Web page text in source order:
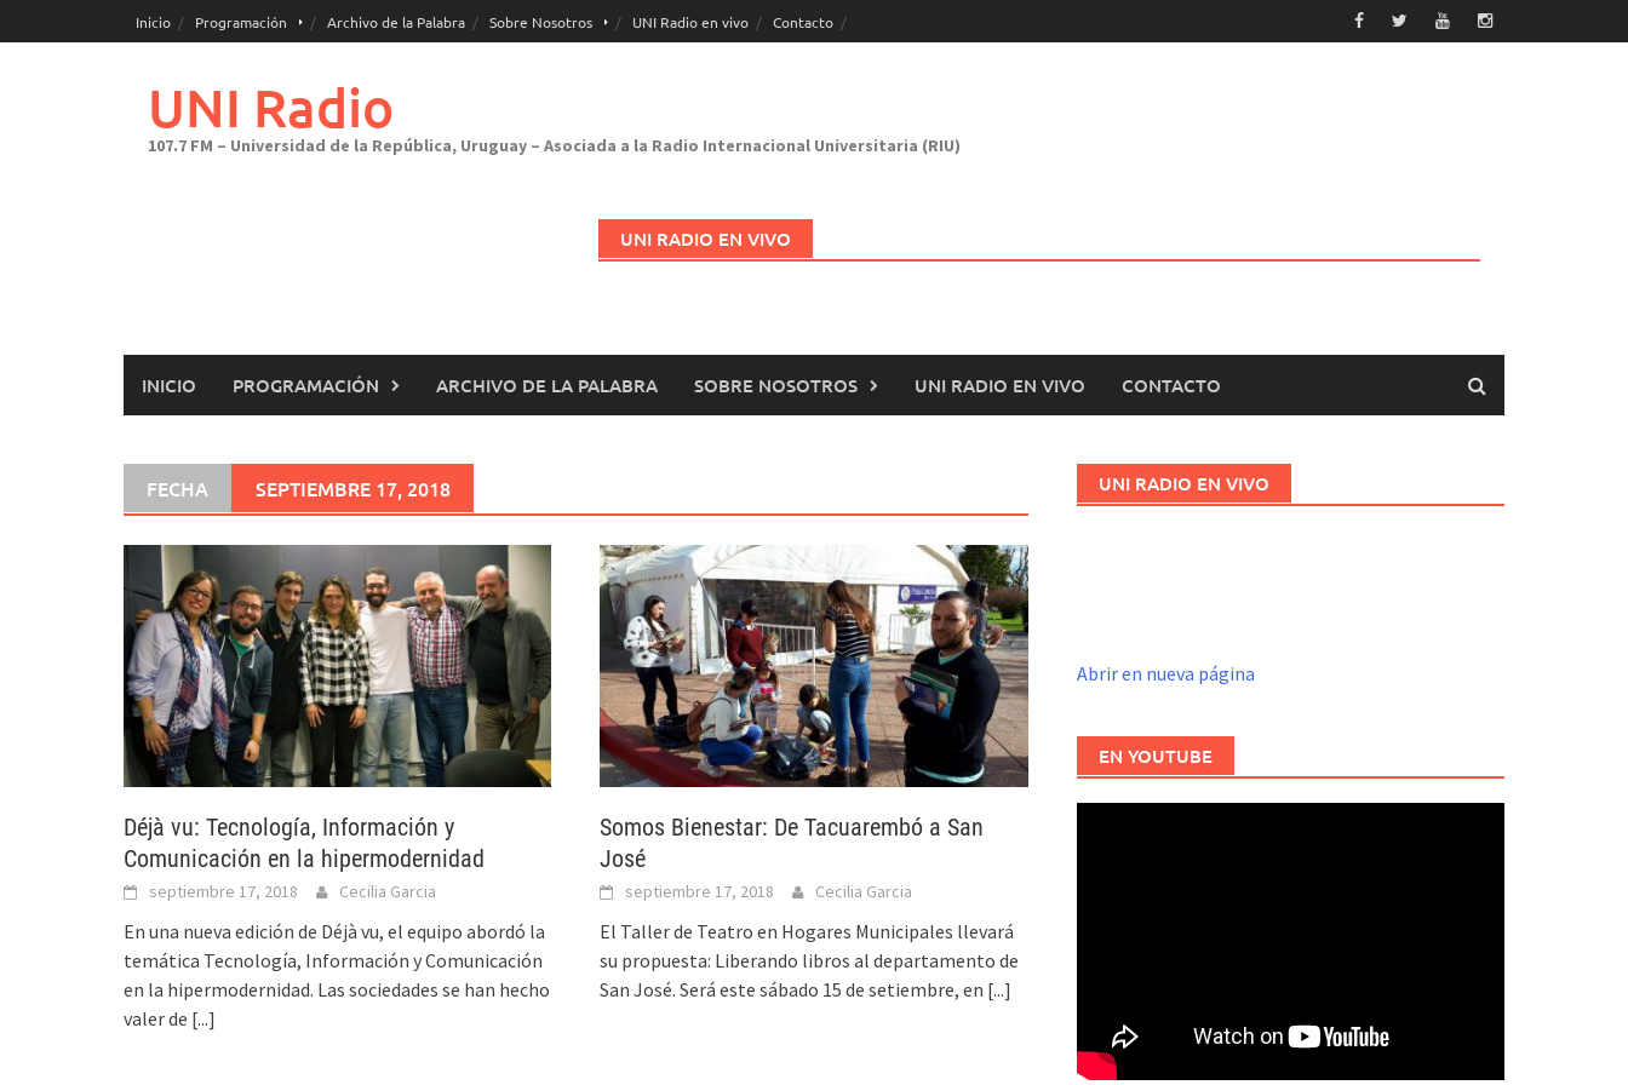
al
Inicio Programación Archivo de la Palabra Sobre Nosotros UNI Radio en vivo Contacto
UNI Radio
107.7 FM – Universidad de la República, Uruguay – Asociada a la Radio Internacional Universitaria (RIU)
UNI RADIO EN VIVO
INICIO PROGRAMACIÓN ARCHIVO DE LA PALABRA SOBRE NOSOTROS UNI RADIO EN VIVO CONTACTO
FECHA SEPTIEMBRE 17, 2018
Déjà vu: Tecnología, Información y
Comunicación en la hipermodernidad
septiembre 17, 2018 Cecilia Garcia
En una nueva edición de Déjà vu, el equipo abordó la
temática Tecnología, Información y Comunicación
en la hipermodernidad. Las sociedades se han hecho
valer de [...]
Somos Bienestar: De Tacuarembó a San
José
septiembre 17, 2018 Cecilia Garcia
El Taller de Teatro en Hogares Municipales llevará
su propuesta: Liberando libros al departamento de
San José. Será este sábado 15 de setiembre, en [...]
UNI RADIO EN VIVO
Abrir en nueva página
EN YOUTUBE